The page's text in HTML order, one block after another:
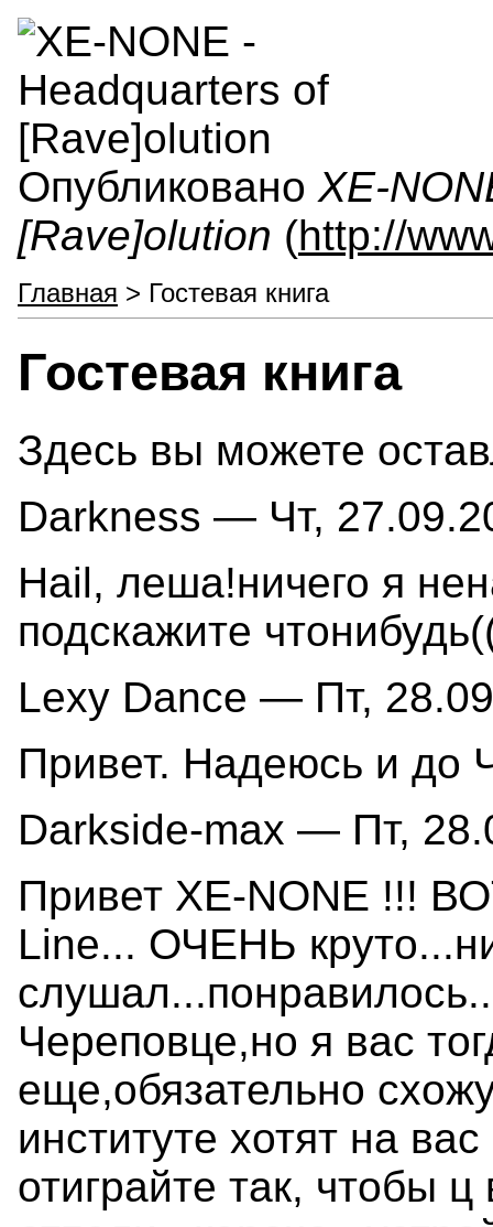
Опубликовано XE-
[Rave]olution (http://
Главная > Гостевая книга
Гостевая книга
Здесь вы можете
Darkness — Чт,
Hаil, леша!ничего я
подскажите
Lexy Dance — Пт,
Привет. Надеюсь и до
Darkside-max — Пт,
Привет XE-NONE !!!
Line... ОЧЕНЬ
Череповце,но я вас
еще,обязательно
институте хотят на
отиграйте так, чтобы